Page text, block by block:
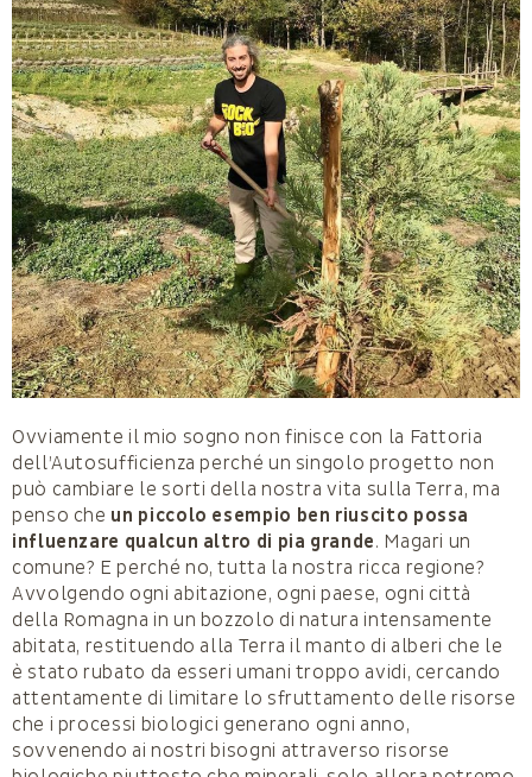
Ovviamente il mio sogno non finisce con la Fattoria
dell’Autosufficienza perché un singolo progetto non
può cambiare le sorti della nostra vita sulla Terra, ma
penso che un piccolo esempio ben riuscito possa
influenzare qualcun altro di pia grande. Magari un
comune? E perché no, tutta la nostra ricca regione?
Avvolgendo ogni abitazione, ogni paese, ogni città
della Romagna in un bozzolo di natura intensamente
abitata, restituendo alla Terra il manto di alberi che le
è stato rubato da esseri umani troppo avidi, cercando
attentamente di limitare lo sfruttamento delle risorse
che i processi biologici generano ogni anno,
sovvenendo ai nostri bisogni attraverso risorse